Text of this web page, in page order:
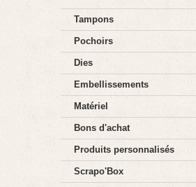
Tampons
Pochoirs
Dies
Embellissements
Matériel
Bons d'achat
Produits personnalisés
Scrapo'Box